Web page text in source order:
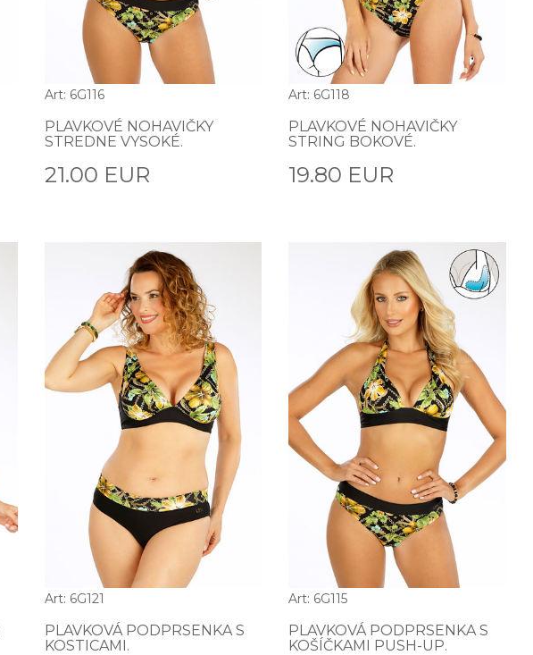
Art: 6G116
PLAVKOVÉ NOHAVIČKY
STREDNE VYSOKÉ.
21.00 EUR
Art: 6G118
PLAVKOVÉ NOHAVIČKY
STRING BOKOVÉ.
19.80 EUR
Art: 6G121
PLAVKOVÁ PODPRSENKA S
KOSTICAMI.
Art: 6G115
PLAVKOVÁ PODPRSENKA S
KOŠÍČKAMI PUSH-UP.